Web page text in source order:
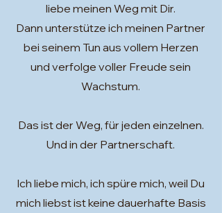
liebe meinen Weg mit Dir.
Dann unterstütze ich meinen Partner
bei seinem Tun aus vollem Herzen
und verfolge voller Freude sein
Wachstum.
Das ist der Weg, für jeden einzelnen.
Und in der Partnerschaft.
Ich liebe mich, ich spüre mich, weil Du
mich liebst ist keine dauerhafte Basis